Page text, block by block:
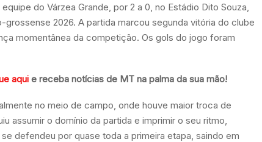
do Várzea Grande, por 2 a 0, no Estádio Dito Souza,
2026. A partida marcou segunda vitória do clube
momentânea da competição. Os gols do jogo foram
aqui e receba notícias de MT na palma da sua mão!
no meio de campo, onde houve maior troca de
assumir o domínio da partida e imprimir o seu ritmo,
defendeu por quase toda a primeira etapa, saindo em